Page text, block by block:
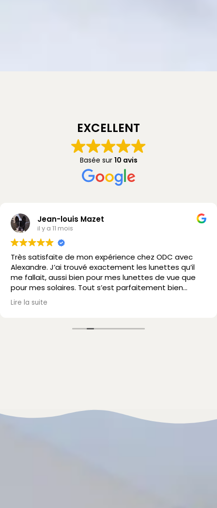
EXCELLENT
Basée sur 10 avis
Jean-louis Mazet
il y a 11 mois
Très satisfaite de mon expérience chez ODC avec
Alexandre. J’ai trouvé exactement les lunettes qu’il
me fallait, aussi bien pour mes lunettes de vue que
pour mes solaires. Tout s’est parfaitement bien
passé, avec un accueil et un accompagnement au
top. Je recommande vivement !
Lire la suite